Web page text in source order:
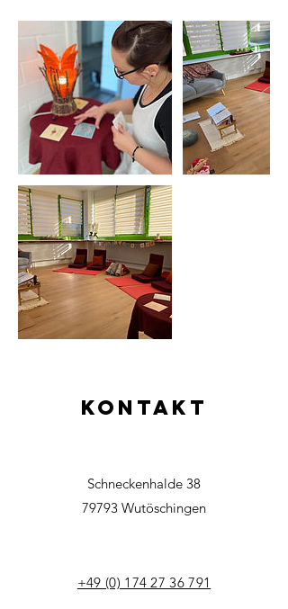
Kontakt
Schneckenhalde 38
79793 Wutöschingen
+49 (0) 174 27 36 791